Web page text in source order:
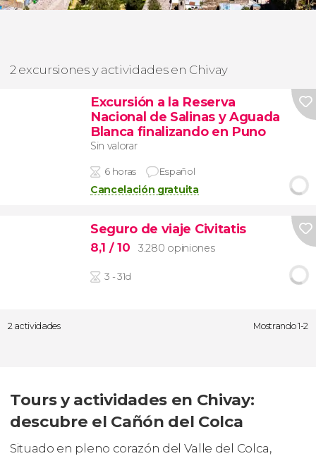
2 excursiones y actividades en Chivay
Excursión a la Reserva
Nacional de Salinas y Aguada
Blanca finalizando en Puno
Sin valorar
6 horas Español
Cancelación gratuita
Seguro de viaje Civitatis
8,1 / 10 3.280 opiniones
3 - 31d
2 actividades Mostrando 1-2
Tours y actividades en Chivay:
descubre el Cañón del Colca
Situado en pleno corazón del Valle del Colca,